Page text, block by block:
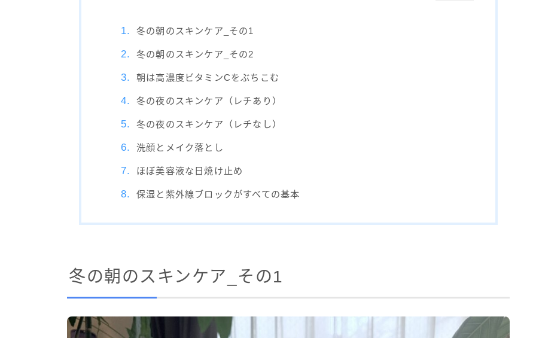
冬の朝のスキンケア_その1
冬の朝のスキンケア_その2
朝は高濃度ビタミンCをぶちこむ
冬の夜のスキンケア（レチあり）
冬の夜のスキンケア（レチなし）
洗顔とメイク落とし
ほぼ美容液な日焼け止め
保湿と紫外線ブロックがすべての基本
冬の朝のスキンケア_その1